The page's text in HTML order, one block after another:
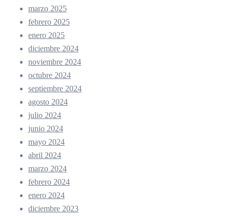
marzo 2025
febrero 2025
enero 2025
diciembre 2024
noviembre 2024
octubre 2024
septiembre 2024
agosto 2024
julio 2024
junio 2024
mayo 2024
abril 2024
marzo 2024
febrero 2024
enero 2024
diciembre 2023